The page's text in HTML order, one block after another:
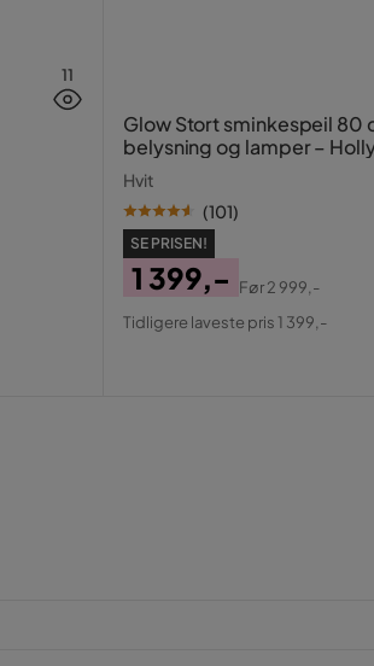
11
Glow Stort sminkespeil 80
belysning og lamper –
speil med USB-lading
Hvit
(101)
SE PRISEN!
Pris
1 399,-
Original
Før2 999,-
Tidligere laveste pris 1 399,-